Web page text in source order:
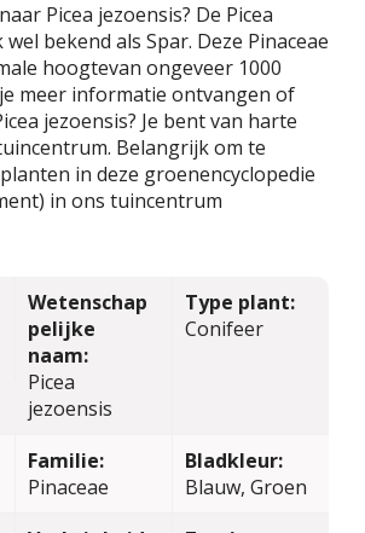
Picea jezoensis? De Picea
bekend als Spar. Deze Pinaceae
hoogtevan ongeveer 1000
meer informatie ontvangen of
jezoensis? Je bent van harte
Belangrijk om te
in deze groenencyclopedie
in ons tuincentrum
Wetenschap
pelijke
naam:
Picea
jezoensis
Type plant:
Conifeer
Familie:
Pinaceae
Bladkleur:
Blauw, Groen